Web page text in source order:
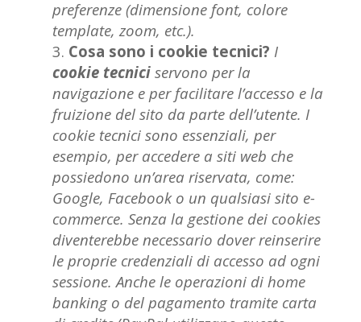
preferenze (dimensione font, colore
template, zoom, etc.).
Cosa sono i cookie tecnici? I
cookie tecniciservono per la
navigazione e per facilitare l’accesso e la
fruizione del sito da parte dell’utente. I
cookie tecnici sono essenziali, per
esempio, per accedere a siti web che
possiedono un’area riservata, come:
Google, Facebook o un qualsiasi sito e-
commerce. Senza la gestione dei cookies
diventerebbe necessario dover reinserire
le proprie credenziali di accesso ad ogni
sessione. Anche le operazioni di home
banking o del pagamento tramite carta